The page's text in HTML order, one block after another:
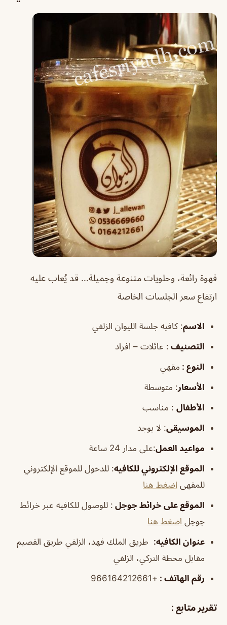
قهوة رائعة، وحلويات متنوعة وجميلة… قد يُعاب عليه
ارتفاع سعر الجلسات الخاصة
الاسم: كافيه جلسة الليوان الزلفي
التصنيف : عائلات – افراد
النوع : مقهي
الأسعار: متوسطة
الأطفال : مناسب
الموسيقى: لا يوجد
مواعيد العمل:على مدار 24 ساعة
الموقع الإلكتروني للكافيه: للدخول للموقع الإلكتروني
للمقهى اضغط هنا
الموقع على خرائط جوجل : للوصول للكافيه عبر خرائط
جوجل اضغط هنا
عنوان الكافيه: طريق الملك فهد، الزلفي طريق القصيم
مقابل محطة التركي، الزلفي
رقم الهاتف : +966164212661
تقرير متابع :